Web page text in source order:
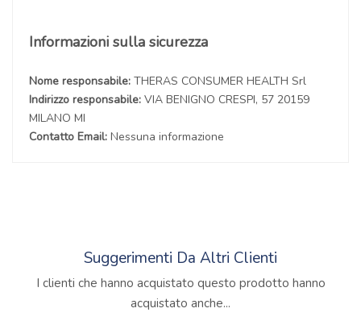
Informazioni sulla sicurezza
Nome responsabile: THERAS CONSUMER HEALTH Srl
Indirizzo responsabile: VIA BENIGNO CRESPI, 57 20159
MILANO MI
Contatto Email: Nessuna informazione
Suggerimenti Da Altri Clienti
I clienti che hanno acquistato questo prodotto hanno
acquistato anche...